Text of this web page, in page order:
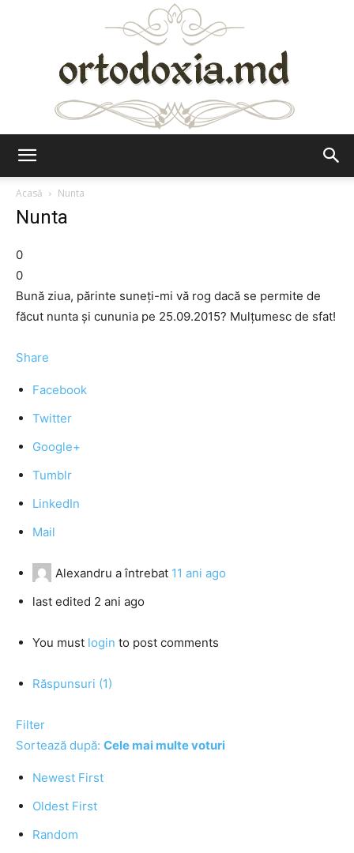
Acasă
Nunta
Nunta
0
0
Bună ziua, părinte suneți-mi vă rog dacă se permite de
făcut nunta și cununia pe 25.09.2015? Mulțumesc de sfat!
Share
Facebook
Twitter
Google+
Tumblr
LinkedIn
Mail
Alexandru a întrebat 11 ani ago
last edited 2 ani ago
You must login to post comments
Răspunsuri (1)
Filter
Sortează după: Cele mai multe voturi
Newest First
Oldest First
Random